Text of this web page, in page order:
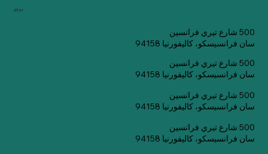
موقع
500 شارع تيري فرانسين
سان فرانسيسكو، كاليفورنيا 94158
500 شارع تيري فرانسين
سان فرانسيسكو، كاليفورنيا 94158
500 شارع تيري فرانسين
سان فرانسيسكو، كاليفورنيا 94158
500 شارع تيري فرانسين
سان فرانسيسكو، كاليفورنيا 94158